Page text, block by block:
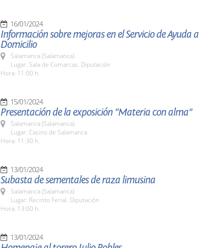
16/01/2024
Información sobre mejoras en el Servicio de Ayuda a
Domicilio
Salamanca (Salamanca)
Lugar: Sala de Comarcas. Diputación
Hora: 11:00 h.
15/01/2024
Presentación de la exposición "Materia con alma"
Salamanca (Salamanca)
Lugar: Casino de Salamanca
Hora: 11:30 h.
13/01/2024
Subasta de sementales de raza limusina
Salamanca (Salamanca)
Lugar: Recinto Ferial. Diputación
Hora: 13:00 h.
13/01/2024